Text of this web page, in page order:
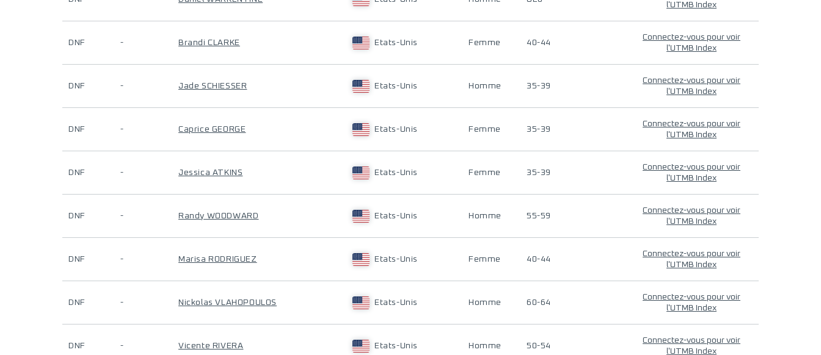
l'UTMB Index
DNF - Brandi CLARKE Etats-Unis Femme 40-44
Connectez-vous pour voir
l'UTMB Index
DNF - Jade SCHIESSER Etats-Unis Homme 35-39
Connectez-vous pour voir
l'UTMB Index
DNF - Caprice GEORGE Etats-Unis Femme 35-39
Connectez-vous pour voir
l'UTMB Index
DNF - Jessica ATKINS Etats-Unis Femme 35-39
Connectez-vous pour voir
l'UTMB Index
DNF - Randy WOODWARD Etats-Unis Homme 55-59
Connectez-vous pour voir
l'UTMB Index
DNF - Marisa RODRIGUEZ Etats-Unis Femme 40-44
Connectez-vous pour voir
l'UTMB Index
DNF - Nickolas VLAHOPOULOS Etats-Unis Homme 60-64
Connectez-vous pour voir
l'UTMB Index
DNF - Vicente RIVERA Etats-Unis Homme 50-54
Connectez-vous pour voir
l'UTMB Index